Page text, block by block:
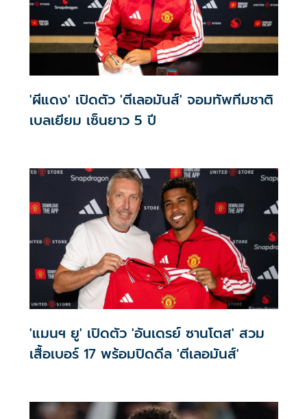
'ผีแดง' เปิดตัว 'ตีเลอมันส์' จอมทัพทีมชาติ
เบลเยียม เซ็นยาว 5 ปี
'แมนฯ ยู' เปิดตัว 'อันเดรย์ ซานโตส' สวม
เสื้อเบอร์ 17 พร้อมปิดดีล 'ตีเลอมันส์'